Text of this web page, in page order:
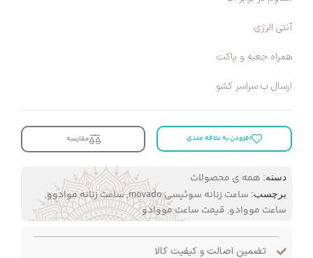
آنتی الرژی
همراه جعبه و پاکت
ارسال ب سراسر کشو
افزودن به علاقه مندی مقایسه
دسته: همه ی محصولات
برچسب: ساعت زنانه سوئیسی movado ,ساعت زنانه موادوو,
ساعت مووادو, قیمت ساعت مووادو
تضمین اصالت و کیفیت کالا